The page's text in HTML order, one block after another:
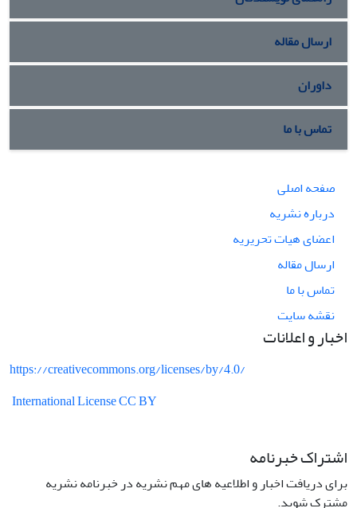
ارسال مقاله
داوران
تماس با ما
صفحه اصلی
درباره نشریه
اعضای هیات تحریریه
ارسال مقاله
تماس با ما
نقشه سایت
اخبار و اعلانات
https://creativecommons.org/licenses/by/4.0/
International License CC BY
اشتراک خبرنامه
برای دریافت اخبار و اطلاعیه های مهم نشریه در خبرنامه نشریه
مشترک شوید.